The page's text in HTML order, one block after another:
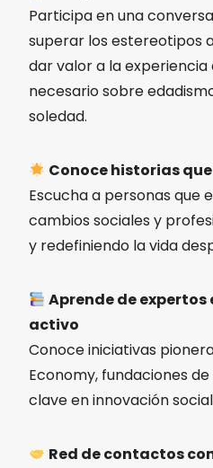
Participa en una
superar los estereotipos
dar valor a la experiencia
necesario sobre
soledad.
Conoce historias
Escucha a personas que
cambios sociales y
y redefiniendo la vida
Aprende de
activo
Conoce iniciativas
Economy, fundaciones
clave en innovación
Red de contactos